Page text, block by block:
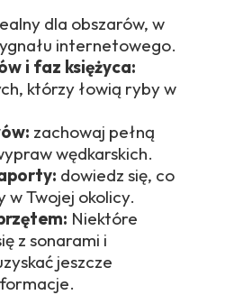
dla obszarów, w
internetowego.
i faz księżyca:
którzy łowią ryby w
zachowaj pełną
wędkarskich.
dowiedz się, co
w Twojej okolicy.
Niektóre
z sonarami i
jeszcze